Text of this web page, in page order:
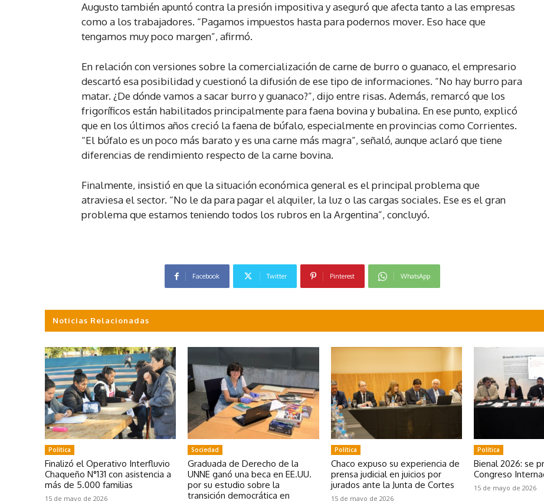
Augusto también apuntó contra la presión impositiva y aseguró que afecta tanto a las empresas
como a los trabajadores. “Pagamos impuestos hasta para podernos mover. Eso hace que
tengamos muy poco margen”, afirmó.
En relación con versiones sobre la comercialización de carne de burro o guanaco, el empresario
descartó esa posibilidad y cuestionó la difusión de ese tipo de informaciones. “No hay burro para
matar. ¿De dónde vamos a sacar burro y guanaco?”, dijo entre risas. Además, remarcó que los
frigoríficos están habilitados principalmente para faena bovina y bubalina. En ese punto, explicó
que en los últimos años creció la faena de búfalo, especialmente en provincias como Corrientes.
“El búfalo es un poco más barato y es una carne más magra”, señaló, aunque aclaró que tiene
diferencias de rendimiento respecto de la carne bovina.
Finalmente, insistió en que la situación económica general es el principal problema que
atraviesa el sector. “No le da para pagar el alquiler, la luz o las cargas sociales. Ese es el gran
problema que estamos teniendo todos los rubros en la Argentina”, concluyó.
Facebook Twitter Pinterest WhatsApp
Noticias Relacionadas
Política
Finalizó el Operativo Interfluvio
Chaqueño N°131 con asistencia a
más de 5.000 familias
15 de mayo de 2026
Sociedad
Graduada de Derecho de la
UNNE ganó una beca en EE.UU.
por su estudio sobre la
transición democrática en
Política
Chaco expuso su experiencia de
prensa judicial en juicios por
jurados ante la Junta de Cortes
15 de mayo de 2026
Política
Bienal 2026: se
Congreso
15 de mayo de 2026